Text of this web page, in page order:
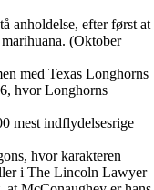
anholdelse, efter først at
(Oktober
med Texas Longhorns
hvor Longhorns
mest indflydelsesrige
hvor karakteren
i The Lincoln Lawyer